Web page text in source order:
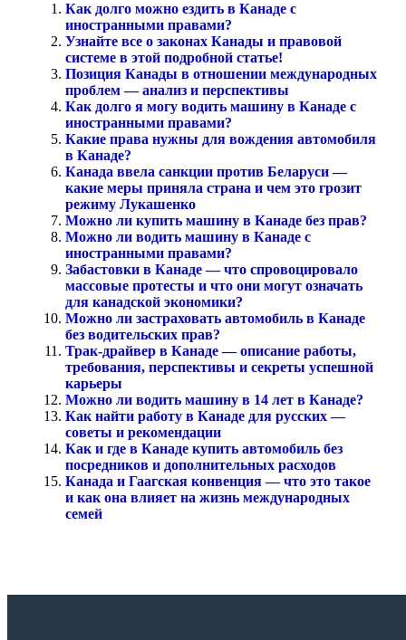
Как долго можно ездить в Канаде с
иностранными правами?
Узнайте все о законах Канады и правовой
системе в этой подробной статье!
Позиция Канады в отношении международных
проблем — анализ и перспективы
Как долго я могу водить машину в Канаде с
иностранными правами?
Какие права нужны для вождения автомобиля
в Канаде?
Канада ввела санкции против Беларуси —
какие меры приняла страна и чем это грозит
режиму Лукашенко
Можно ли купить машину в Канаде без прав?
Можно ли водить машину в Канаде с
иностранными правами?
Забастовки в Канаде — что спровоцировало
массовые протесты и что они могут означать
для канадской экономики?
Можно ли застраховать автомобиль в Канаде
без водительских прав?
Трак-драйвер в Канаде — описание работы,
требования, перспективы и секреты успешной
карьеры
Можно ли водить машину в 14 лет в Канаде?
Как найти работу в Канаде для русских —
советы и рекомендации
Как и где в Канаде купить автомобиль без
посредников и дополнительных расходов
Канада и Гаагская конвенция — что это такое
и как она влияет на жизнь международных
семей